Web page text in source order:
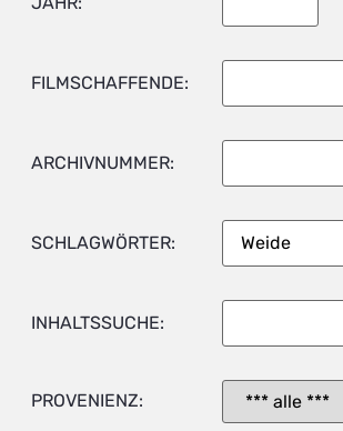
FILMSCHAFFENDE:
ARCHIVNUMMER:
SCHLAGWÖRTER:
INHALTSSUCHE:
PROVENIENZ: